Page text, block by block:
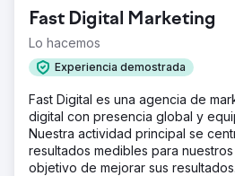
en comparación con los datos de
Póngase en contacto con
completo del estudio de caso.
Ir a la página de
Fast Digital Marketing
Lo hacemos
Experiencia demostrada
Fast Digital es una agencia de
digital con presencia global y
Nuestra actividad principal se
resultados medibles para
objetivo de mejorar sus resultados.